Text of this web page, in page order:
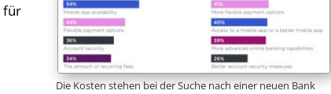
Die Kosten stehen bei der Suche nach einer neuen Bank
für